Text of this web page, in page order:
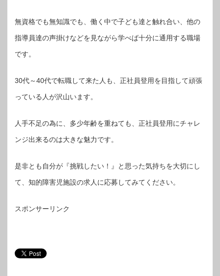
無資格でも無知識でも、働く中で子ども達と触れ合い、他の
指導員達の声掛けなどを見ながら学べば十分に通用する職場
です。
30代～40代で転職して来た人も、正社員登用を目指して頑張
っている人が沢山います。
人手不足の為に、多少年齢を重ねても、正社員登用にチャレ
ンジ出来るのは大きな魅力です。
是非とも自分が『挑戦したい！』と思った気持ちを大切にし
て、知的障害児施設の求人に応募してみてください。
スポンサーリンク